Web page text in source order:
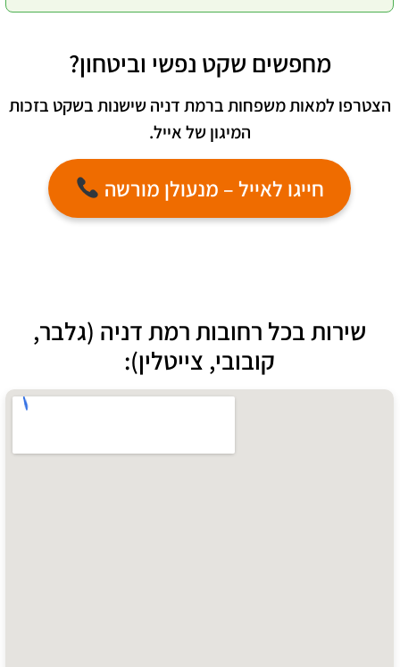
מחפשים שקט נפשי וביטחון?
הצטרפו למאות משפחות ברמת דניה שישנות בשקט בזכות
המיגון של אייל.
חייגו לאייל – מנעולן מורשה
שירות בכל רחובות רמת דניה (גלבר,
קובובי, צייטלין):